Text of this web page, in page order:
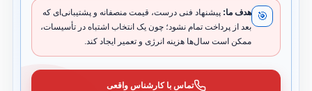
🎯 هدف ما: پیشنهاد فنی درست، قیمت منصفانه و پشتیبانی‌ای که
بعد از پرداخت تمام نشود؛ چون یک انتخاب اشتباه در تأسیسات،
ممکن است سال‌ها هزینه انرژی و تعمیر ایجاد کند.
تماس با کارشناس واقعی